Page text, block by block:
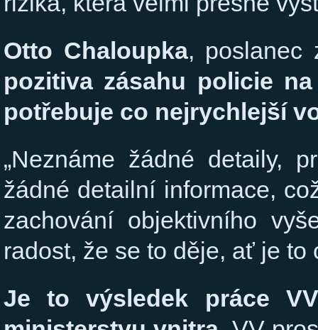
Otto Chaloupka, poslanec
pozitiva zásahu policie
potřebuje co nejrychlejší
„Neznáme žádné detaily,
žádné detailní informace,
zachování objektivního
radost, že se to děje, ať je to
Je to výsledek práce